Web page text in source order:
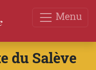
Menu
du Salève